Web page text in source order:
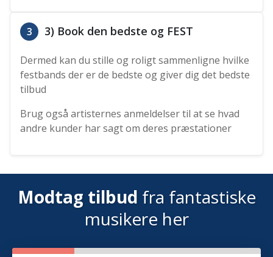
3 3) Book den bedste og FEST
Dermed kan du stille og roligt sammenligne hvilke
festbands der er de bedste og giver dig det bedste
tilbud
Brug også artisternes anmeldelser til at se hvad
andre kunder har sagt om deres præstationer
Modtag tilbud fra fantastiske
musikere her